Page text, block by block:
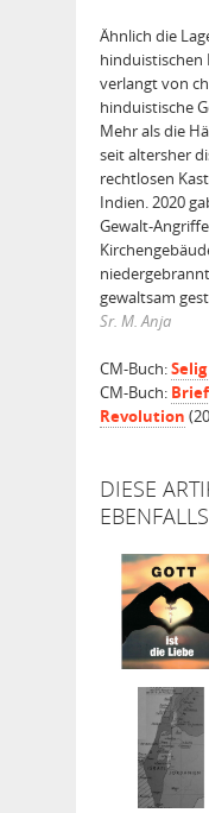
Ähnlich die
hinduistischen
verlangt von
hinduistische
Mehr als die
seit altersher
rechtlosen
Indien. 2020
Gewalt-
gewaltsam
Sr. M. Anja
CM-Buch:
CM-Buch:
Revolution
DIESE